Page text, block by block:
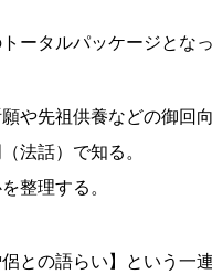
ータルパッケージとな
や先祖供養などの御回
法話）で知る。
整理する。
との語らい】という一